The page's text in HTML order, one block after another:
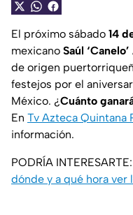
El próximo sábado 14
mexicano Saúl
de origen
festejos por el
México. ¿Cuánto
En Tv Azteca Quintana
información.
PODRÍA INTERESARTE:
dónde y a qué hora ver